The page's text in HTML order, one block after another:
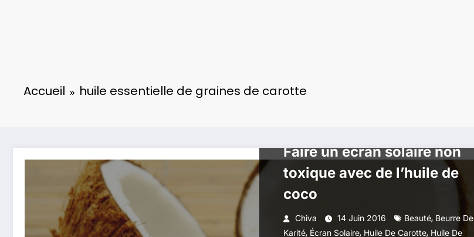
Accueil huile essentielle de graines de carotte
Faire un écran solaire non
toxique avec de l’huile de
coco
Chiva 14 Juin 2016 Beauté, Beurre De
Karité, Écran Solaire, Huile De Carotte, Huile De